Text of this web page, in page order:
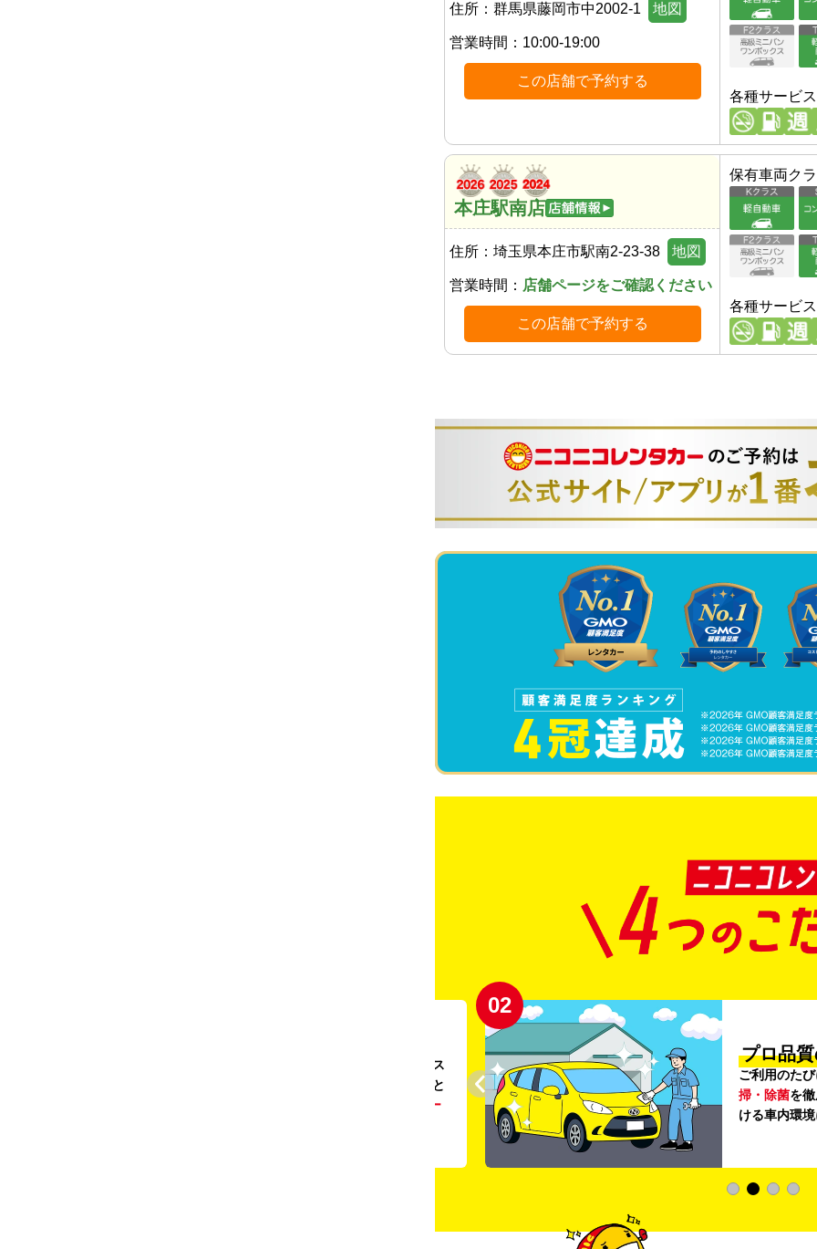
住所： 群馬県藤岡市中2002-1 地図
営業時間： 10:00-19:00
この店舗で予約する
各種サービス
本庄駅南店
住所： 埼玉県本庄市駅南2-23-38 地図
営業時間： 店舗ページをご確認ください
この店舗で予約する
保有車両ク
各種サービス
。ガソリンス
タンドや整備工場の既存インフラを活用すること
リー
02
プロ品
ご利用のた
掃・除菌を
ける車内環